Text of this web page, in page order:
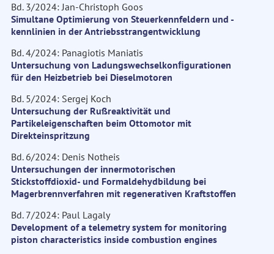
Bd. 3/2024: Jan-Christoph Goos
Simultane Optimierung von Steuerkennfeldern und -
kennlinien in der Antriebsstrangentwicklung
Bd. 4/2024: Panagiotis Maniatis
Untersuchung von Ladungswechselkonﬁgurationen
für den Heizbetrieb bei Dieselmotoren
Bd. 5/2024: Sergej Koch
Untersuchung der Rußreaktivität und
Partikeleigenschaften beim Ottomotor mit
Direkteinspritzung
Bd. 6/2024: Denis Notheis
Untersuchungen der innermotorischen
Stickstoffdioxid- und Formaldehydbildung bei
Magerbrennverfahren mit regenerativen Kraftstoffen
Bd. 7/2024: Paul Lagaly
Development of a telemetry system for monitoring
piston characteristics inside combustion engines